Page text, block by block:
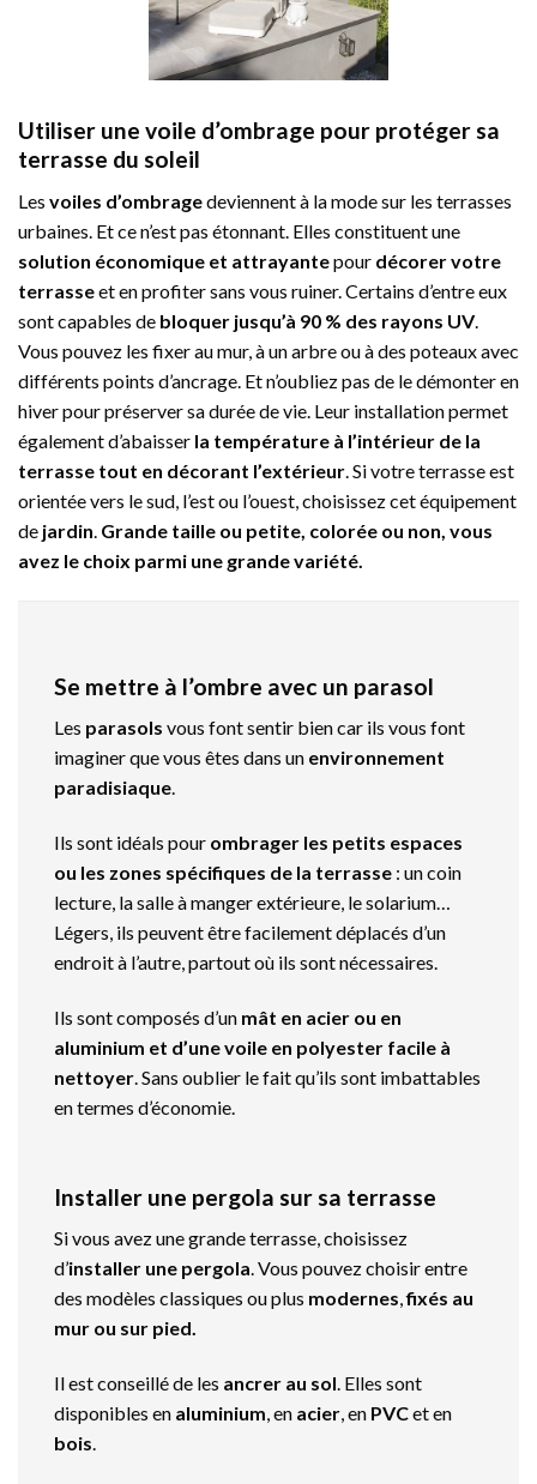
Utiliser une voile d’ombrage pour protéger sa
terrasse du soleil
Les voiles d’ombragedeviennent à la mode sur les terrasses
urbaines. Et ce n’est pas étonnant. Elles constituent une
solution économique et attrayantepour décorer votre
terrasseet en profiter sans vous ruiner. Certains d’entre eux
sont capables de bloquer jusqu’à 90 % des rayons UV.
Vous pouvez les fixer au mur, à un arbre ou à des poteaux avec
différents points d’ancrage. Et n’oubliez pas de le démonter en
hiver pour préserver sa durée de vie. Leur installation permet
également d’abaisser la température à l’intérieur de la
terrasse tout en décorant l’extérieur. Si votre terrasse est
orientée vers le sud, l’est ou l’ouest, choisissez cet équipement
de jardin. Grande taille ou petite, colorée ou non, vous
avez le choix parmi une grande variété.
Se mettre à l’ombre avec un parasol
Les parasols vous font sentir bien car ils vous font
imaginer que vous êtes dans un environnement
paradisiaque.
Ils sont idéals pour ombrager les petits espaces
ou les zones spécifiques de la terrasse : un coin
lecture, la salle à manger extérieure, le solarium…
Légers, ils peuvent être facilement déplacés d’un
endroit à l’autre, partout où ils sont nécessaires.
Ils sont composés d’un mât en acier ou en
aluminium et d’une voile en polyester facile à
nettoyer. Sans oublier le fait qu’ils sont imbattables
en termes d’économie.
Installer une pergola sur sa terrasse
Si vous avez une grande terrasse, choisissez
d’installer une pergola. Vous pouvez choisir entre
des modèles classiques ou plus modernes,fixés au
mur ou sur pied.
Il est conseillé de les ancrer au sol. Elles sont
disponibles en aluminium, en acier, en PVCet en
bois.